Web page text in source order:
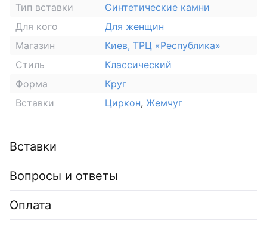
Тип вставки
Синтетические камни
Для кого
Для женщин
Магазин
Киев, ТРЦ «Республика»
Стиль
Классический
Форма
Круг
Вставки
Циркон, Жемчуг
Вставки
Вопросы и ответы
Оплата